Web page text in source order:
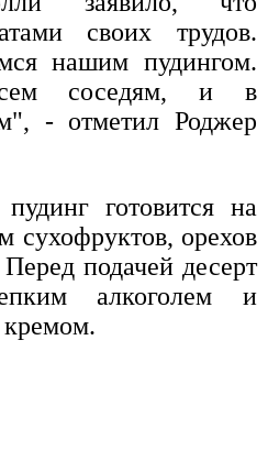
своих трудов.
нашим пудингом.
соседям, и в
- отметил Роджер
готовится на
сухофруктов, орехов
подачей десерт
алкоголем и